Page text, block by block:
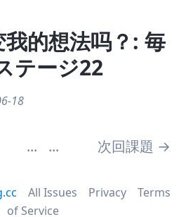
的想法吗？: 毎
テージ22
18
... ... 次回課題 →
All Issues Privacy
Terms
of Service